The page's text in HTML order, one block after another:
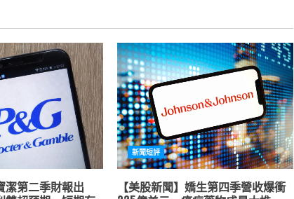
潔第二季財報出
新聞短評
【美股新聞】嬌生第四季營收爆衝